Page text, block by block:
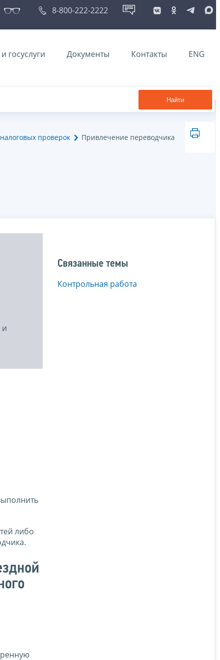
8-800-222-2222
госуслуги Документы Контакты ENG
Найти
проверок Привлечение переводчика
и
либо
Связанные темы
Контрольная работа